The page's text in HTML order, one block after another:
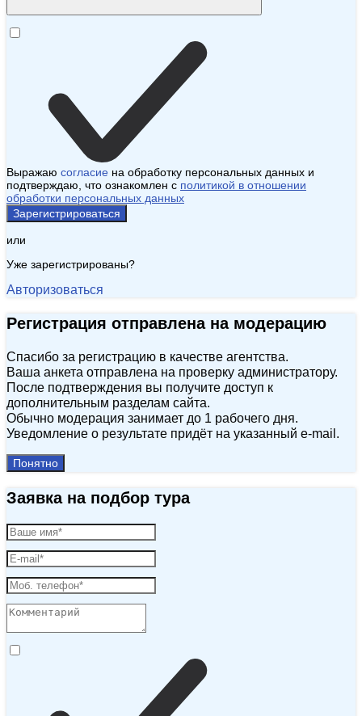
Выражаю согласие на обработку персональных данных и
подтверждаю, что ознакомлен с политикой в отношении
обработки персональных данных
Зарегистрироваться
или
Уже зарегистрированы?
Авторизоваться
Регистрация отправлена на модерацию
Спасибо за регистрацию в качестве агентства.
Ваша анкета отправлена на проверку администратору.
После подтверждения вы получите доступ к
дополнительным разделам сайта.
Обычно модерация занимает до 1 рабочего дня.
Уведомление о результате придёт на указанный e‑mail.
Понятно
Заявка на подбор тура